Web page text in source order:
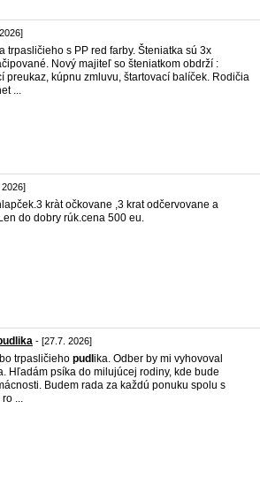
trpasličieho s PP red farby. Šteniatka sú 3x
Nový majiteľ so šteniatkom obdrží :
preukaz, kúpnu zmluvu, štartovací balíček. Rodičia
...
kràt očkovane ,3 krat odčervovane a
do dobry rúk.cena 500 eu.
- [27.7. 2026]
trpasličieho pudl ika. Odber by mi vyhovoval
Hľadám psíka do milujúcej rodiny, kde bude
Budem rada za každú ponuku spolu s
...